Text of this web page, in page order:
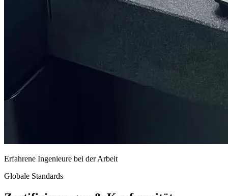
Erfahrene Ingenieure bei der Arbeit
Globale Standards